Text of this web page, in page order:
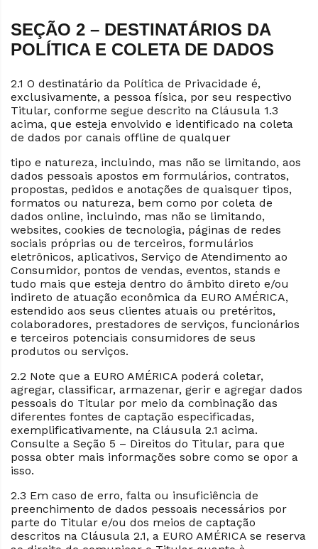
SEÇÃO 2 – DESTINATÁRIOS DA
POLÍTICA E COLETA DE DADOS
2.1 O destinatário da Política de Privacidade é,
exclusivamente, a pessoa física, por seu respectivo
Titular, conforme segue descrito na Cláusula 1.3
acima, que esteja envolvido e identificado na coleta
de dados por canais offline de qualquer
tipo e natureza, incluindo, mas não se limitando, aos
dados pessoais apostos em formulários, contratos,
propostas, pedidos e anotações de quaisquer tipos,
formatos ou natureza, bem como por coleta de
dados online, incluindo, mas não se limitando,
websites, cookies de tecnologia, páginas de redes
sociais próprias ou de terceiros, formulários
eletrônicos, aplicativos, Serviço de Atendimento ao
Consumidor, pontos de vendas, eventos, stands e
tudo mais que esteja dentro do âmbito direto e/ou
indireto de atuação econômica da EURO AMÉRICA,
estendido aos seus clientes atuais ou pretéritos,
colaboradores, prestadores de serviços, funcionários
e terceiros potenciais consumidores de seus
produtos ou serviços.
2.2 Note que a EURO AMÉRICA poderá coletar,
agregar, classificar, armazenar, gerir e agregar dados
pessoais do Titular por meio da combinação das
diferentes fontes de captação especificadas,
exemplificativamente, na Cláusula 2.1 acima.
Consulte a Seção 5 – Direitos do Titular, para que
possa obter mais informações sobre como se opor a
isso.
2.3 Em caso de erro, falta ou insuficiência de
preenchimento de dados pessoais necessários por
parte do Titular e/ou dos meios de captação
descritos na Cláusula 2.1, a EURO AMÉRICA se reserva